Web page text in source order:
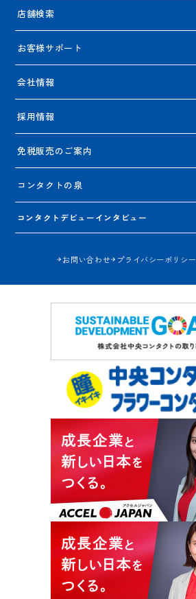
店舗検索
お客様サポート
会社情報
採用情報
免税販売のご案内
コンタクトの泉
コンタクトデビューインタビュー
お問い合わせ プライバシーポリシー